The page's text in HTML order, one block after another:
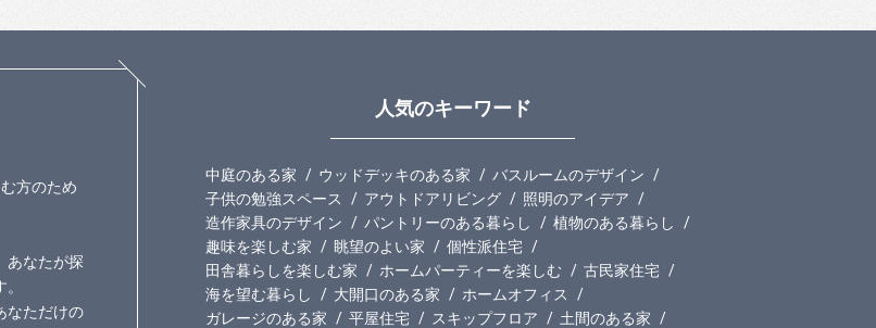
方のため
あなたが探
なただけの
人気のキーワード
中庭のある家 ウッドデッキのある家
バスルームのデザイン
子供の勉強スペース
アウトドアリビング
照明のアイデア
造作家具のデザイン
パントリーのある暮らし
植物のある暮らし
趣味を楽しむ家
眺望のよい家
個性派住宅
田舎暮らしを楽しむ家
ホームパーティーを楽しむ
古民家住宅
海を望む暮らし
大開口のある家
ホームオフィス
ガレージのある家
平屋住宅 スキップフロア
土間のある家